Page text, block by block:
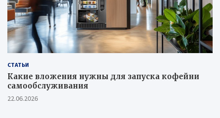
СТАТЬИ
Какие вложения нужны для запуска кофейни
самообслуживания
22.06.2026